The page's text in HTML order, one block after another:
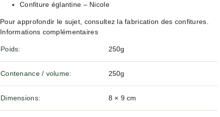
Confiture églantine – Nicole
Pour approfondir le sujet, consultez la fabrication des confitures
Informations complémentaires
Poids 250g
Dimensions 8 × 9 cm
Contenance / volume 250g